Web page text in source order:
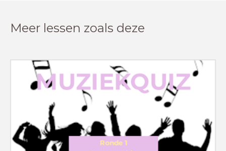
Meer lessen zoals deze